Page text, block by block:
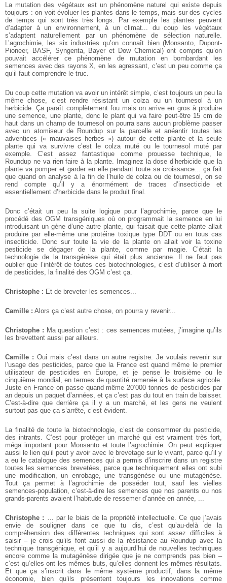
La mutation des végétaux est un phénomène naturel qui existe depuis
toujours : on voit évoluer les plantes dans le temps, mais sur des cycles
de temps qui sont très très longs. Par exemple les plantes peuvent
d’adapter à un environnement, à un climat... du coup les végétaux
s’adaptent naturellement par un phénomène de sélection naturelle.
L’agrochimie, les six industries qu’on connaît bien (Monsanto, Dupont-
Pioneer, BASF, Syngenta, Bayer et Dow Chemical) ont compris qu’on
pouvait accélérer ce phénomène de mutation en bombardant les
semences avec des rayons X, en les agressant, c’est un peu comme ça
qu’il faut comprendre le truc.
Du coup cette mutation va avoir un intérêt simple, c’est toujours un peu la
même chose, c’est rendre résistant un colza ou un tournesol à un
herbicide. Ça paraît complètement fou mais on arrive en gros à produire
une semence, une plante, donc le plant qui va faire peut-être 15 cm de
haut dans un champ de tournesol on pourra sans aucun problème passer
avec un atomiseur de Roundup sur la parcelle et anéantir toutes les
adventices (« mauvaises herbes ») autour de cette plante et la seule
plante qui va survivre c’est le colza muté ou le tournesol muté par
exemple. C’est assez fantastique comme prouesse technique, le
Roundup ne va rien faire à la plante. Imaginez la dose d’herbicide que la
plante va pomper et garder en elle pendant toute sa croissance... ça fait
que quand on analyse à la fin de l’huile de colza ou de tournesol, on se
rend compte qu’il y a énormément de traces d’insecticide et
essentiellement d’herbicide dans le produit final.
Donc c’était un peu la suite logique pour l’agrochimie, parce que le
procédé des OGM transgéniques où on programmait la semence en lui
introduisant un gène d’une autre plante, qui faisait que cette plante allait
produire par elle-même une protéine toxique type DDT ou en tous cas
insecticide. Donc sur toute la vie de la plante on allait voir la toxine
pesticide se dégager de la plante, comme par magie. C’était la
technologie de la transgénèse qui était plus ancienne. Il ne faut pas
oublier que l’intérêt de toutes ces biotechnologies, c’est d’utiliser à mort
de pesticides, la finalité des OGM c’est ça.
Christophe : Et de breveter les semences...
Camille : Alors ça c’est autre chose, on pourra y revenir...
Christophe : Ma question c’est : ces semences mutées, j’imagine qu’ils
les brevettent aussi par ailleurs.
Camille : Oui mais c’est dans un autre registre. Je voulais revenir sur
l’usage des pesticides, parce que la France est quand même le premier
utilisateur de pesticides en Europe, et je pense le troisième ou le
cinquième mondial, en termes de quantité ramenée à la surface agricole.
Juste en France on passe quand même 20’000 tonnes de pesticides par
an depuis un paquet d’années, et ça c’est pas du tout en train de baisser.
C’est-à-dire que derrière ça il y a un marché, et les gens ne veulent
surtout pas que ça s’arrête, c’est évident.
La finalité de toute la biotechnologie, c’est de consommer du pesticide,
des intrants. C’est pour protéger un marché qui est vraiment très fort,
méga important pour Monsanto et toute l’agrochimie. On peut expliquer
aussi le lien qu’il peut y avoir avec le brevetage sur le vivant, parce qu’il y
a eu le catalogue des semences qui a permis d’inscrire dans un registre
toutes les semences brevetées, parce que techniquement elles ont subi
une modification, un enrobage, une transgénèse ou une mutagénèse.
Tout ça permet à l’agrochimie de posséder tout, sauf les vielles
semences-population, c’est-à-dire les semences que nos parents ou nos
grands-parents avaient l’habitude de ressemer d’année en année, ...
Christophe : … par le biais de la propriété intellectuelle. Ce que j’avais
envie de souligner dans ce que tu dis, c’est qu’au-delà de la
compréhension des différentes techniques qui sont assez difficiles à
saisir – je crois qu’ils font aussi de la résistance au Roundup avec la
technique transgénique, et qu’il y a aujourd’hui de nouvelles techniques
encore comme la mutagénèse dirigée que je ne comprends pas bien –
c’est qu’elles ont les mêmes buts, qu’elles donnent les mêmes résultats.
Et que ça s’inscrit dans le même système productif, dans la même
économie, bien qu’ils présentent toujours les innovations comme